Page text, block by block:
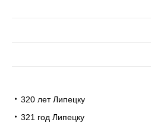
320 лет Липецку
321 год Липецку